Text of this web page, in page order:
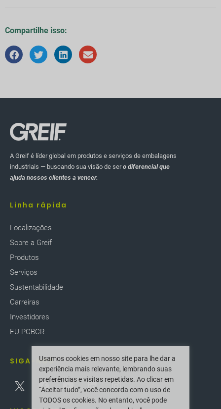
Compartilhe isso:
A Greif é líder global em produtos e serviços de embalagens
industriais — buscando sua visão de sero diferencial que
ajuda nossos clientes a vencer.
Linha rápida
Localizaçôes
Sobre a Greif
Produtos
Serviços
Sustentabilidade
Carreiras
Investidores
EU PCBCR
SIGA-NOSUsamos cookies em nosso site para lhe dar a
experiência mais relevante, lembrando suas
preferências e visitas repetidas. Ao clicar em
“Aceitar tudo”, você concorda com o uso de
TODOS os cookies. No entanto, você pode